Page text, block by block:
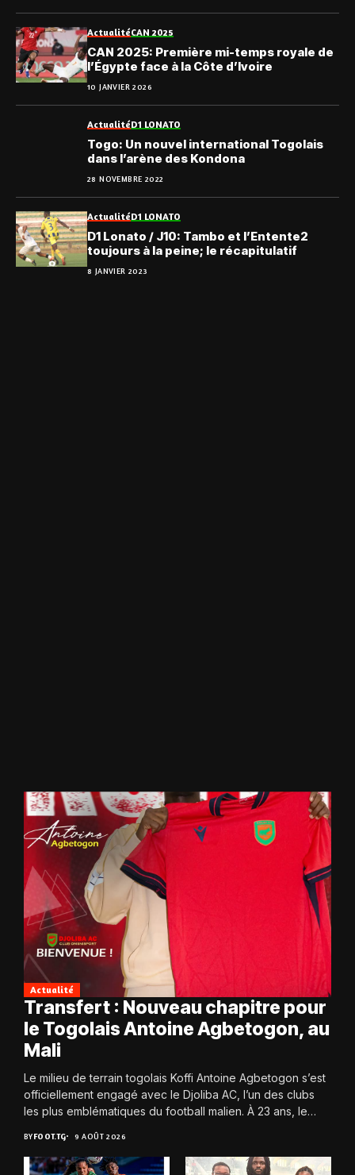
ActualitéCAN 2025
CAN 2025: Première mi-temps royale de
l’Égypte face à la Côte d’Ivoire
10 JANVIER 2026
ActualitéD1 LONATO
Togo: Un nouvel international Togolais
dans l’arène des Kondona
28 NOVEMBRE 2022
ActualitéD1 LONATO
D1 Lonato / J10: Tambo et l’Entente2
toujours à la peine; le récapitulatif
8 JANVIER 2023
Actualité
Transfert : Nouveau chapitre pour
le Togolais Antoine Agbetogon, au
Mali
Le milieu de terrain togolais Koffi Antoine Agbetogon s’est
officiellement engagé avec le Djoliba AC, l’un des clubs
les plus emblématiques du football malien. À 23 ans, le
BYFOOT.TG 9 AOÛT 2026